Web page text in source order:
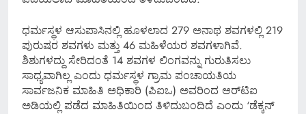
ಧರ್ಮಸ್ಥಳ ಆಸುಪಾಸಿನಲ್ಲಿ ಹೂಳಲಾದ 279 ಅನಾಥ ಶವಗಳಲ್ಲಿ 219
ಪುರುಷರ ಶವಗಳು ಮತ್ತು 46 ಮಹಿಳೆಯರ ಶವಗಳಾಗಿವೆ.
ಶಿಶುಗಳದ್ದು ಸೇರಿದಂತೆ 14 ಶವಗಳ ಲಿಂಗವನ್ನು ಗುರುತಿಸಲು
ಸಾಧ್ಯವಾಗಿಲ್ಲ ಎಂದು ಧರ್ಮಸ್ಥಳ ಗ್ರಾಮ ಪಂಚಾಯತಿಯ
ಸಾರ್ವಜನಿಕ ಮಾಹಿತಿ ಅಧಿಕಾರಿ (ಪಿಐಒ) ಅವರಿಂದ ಆರ್‌ಟಿಐ
ಅಡಿಯಲ್ಲಿ ಪಡೆದ ಮಾಹಿತಿಯಿಂದ ತಿಳಿದುಬಂದಿದೆ ಎಂದು ‘ಡೆಕ್ಕನ್